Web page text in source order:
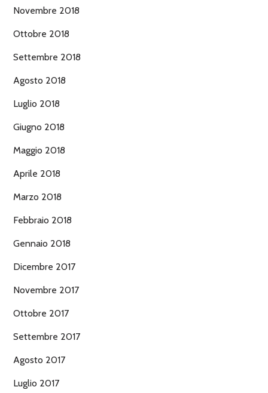
Novembre 2018
Ottobre 2018
Settembre 2018
Agosto 2018
Luglio 2018
Giugno 2018
Maggio 2018
Aprile 2018
Marzo 2018
Febbraio 2018
Gennaio 2018
Dicembre 2017
Novembre 2017
Ottobre 2017
Settembre 2017
Agosto 2017
Luglio 2017